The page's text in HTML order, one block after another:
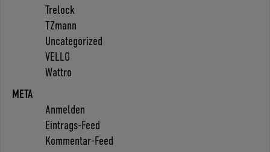
Trelock
TZmann
Uncategorized
VELLO
Wattro
META
Anmelden
Eintrags-Feed
Kommentar-Feed